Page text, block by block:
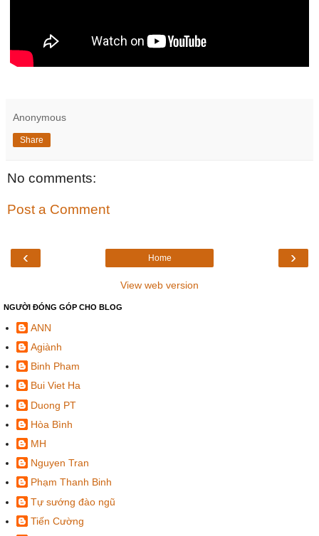
Anonymous
Share
No comments:
Post a Comment
‹ ›
Home
View web version
NGƯỜI ĐÓNG GÓP CHO BLOG
ANN
Agiành
Binh Pham
Bui Viet Ha
Duong PT
Hòa Bình
MH
Nguyen Tran
Phạm Thanh Binh
Tự sướng đào ngũ
Tiến Cường